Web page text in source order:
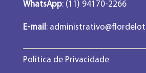
WhatsApp: (11) 94170-2266
E-mail :
Política de Privacidade